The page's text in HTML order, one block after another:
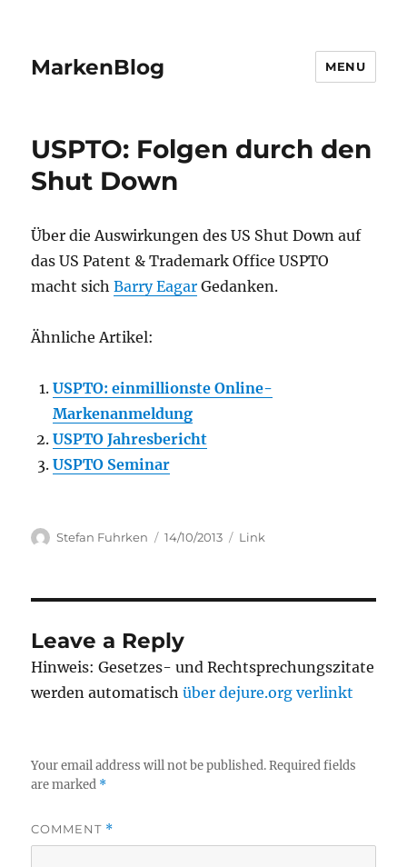
MarkenBlog MENU
USPTO: Folgen durch den
Shut Down
Über die Auswirkungen des US Shut Down auf
das US Patent & Trademark Office USPTO
macht sichBarry Eagar Gedanken.
Ähnliche Artikel:
USPTO: einmillionste Online-
Markenanmeldung
USPTO Jahresbericht
USPTO Seminar
Author
Stefan Fuhrken
Posted
14/10/2013 Categories
Link
Leave a Reply
Hinweis: Gesetzes- und Rechtsprechungszitate
werden automatischüber dejure.org verlinkt
Your email address will not be published. Required fields
are marked *
COMMENT *